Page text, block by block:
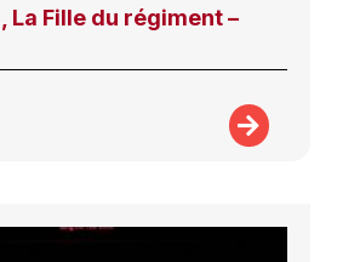
La Fille du régiment –